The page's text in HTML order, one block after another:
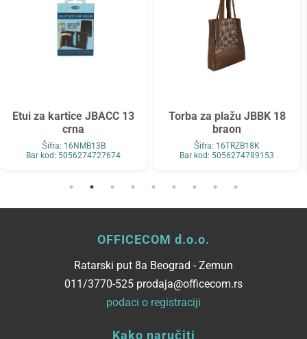
Etui za kartice JBACC 13
crna
Šifra: 16NMB13B
Bar kod: 5056274727674
Torba za plažu JBBK 18
braon
Šifra: 16TRZB18K
Bar kod: 5056274789153
OFFICECOM d.o.o.
Ratarski put 8a Beograd - Zemun
011/3770-525 prodaja@officecom.rs
podaci o registraciji
Kako naručiti